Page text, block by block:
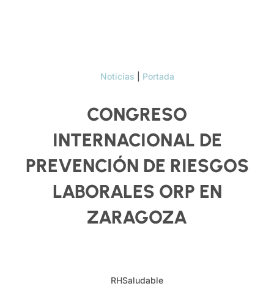
Noticias Portada
CONGRESO
INTERNACIONAL DE
PREVENCIÓN DE RIESGOS
LABORALES ORP EN
ZARAGOZA
RHSaludable